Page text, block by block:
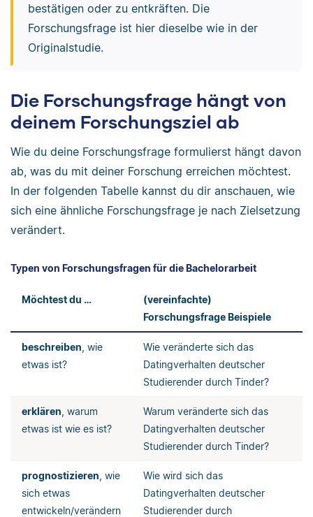
bestätigen oder zu entkräften. Die
Forschungsfrage ist hier dieselbe wie in der
Originalstudie.
Die Forschungsfrage hängt von
deinem Forschungsziel ab
Wie du deine Forschungsfrage formulierst hängt davon
ab, was du mit deiner Forschung erreichen möchtest.
In der folgenden Tabelle kannst du dir anschauen, wie
sich eine ähnliche Forschungsfrage je nach Zielsetzung
verändert.
Typen von Forschungsfragen für die Bachelorarbeit
Möchtest du …
(vereinfachte)
Forschungsfrage Beispiele
beschreiben , wie
etwas ist?
Wie veränderte sich das
Datingverhalten deutscher
Studierender durch Tinder?
erklären , warum
etwas ist wie es ist?
Warum veränderte sich das
Datingverhalten deutscher
Studierender durch Tinder?
prognostizieren , wie
sich etwas
entwickeln/verändern
Wie wird sich das
Datingverhalten deutscher
Studierender durch